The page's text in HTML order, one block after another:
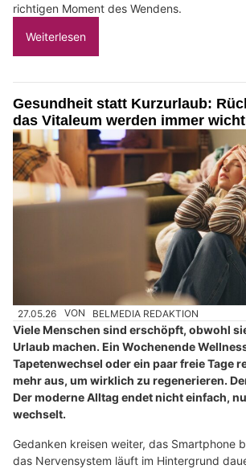
richtigen Moment des Wendens.
Weiterlesen
Gesundheit statt Kurzurlaub:
das Vitaleum werden immer
27.05.26 VON BELMEDIA REDAKTION
Viele Menschen sind erschöpft, obwohl
Urlaub machen. Ein Wochenende
Tapetenwechsel oder ein paar freie Tage
mehr aus, um wirklich zu regenerieren.
Der moderne Alltag endet nicht einfach,
wechselt.
Gedanken kreisen weiter, das Smartphone
das Nervensystem läuft im Hintergrund